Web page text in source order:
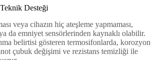
Desteği
veya cihazın hiç ateşleme yapmaması,
da emniyet sensörlerinden kaynaklı olabilir.
belirtisi gösteren termosifonlarda, korozyon
çubuk değişimi ve rezistans temizliği ile